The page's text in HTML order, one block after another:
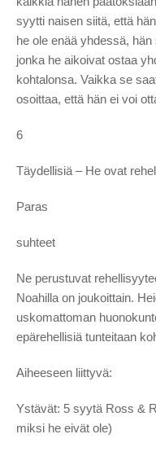
syytti naisen siitä, että
he ole enää yhdessä,
jonka he aikoivat ostaa
kohtalonsa. Vaikka se
osoittaa, että hän ei voi
6
Täydellisiä – He ovat
Paras
suhteet
Ne perustuvat
Noahilla on joukoittain.
uskomattoman
epärehellisiä tunteitaan
Aiheeseen liittyvä:
Ystävät: 5 syytä Ross &
miksi he eivät ole)